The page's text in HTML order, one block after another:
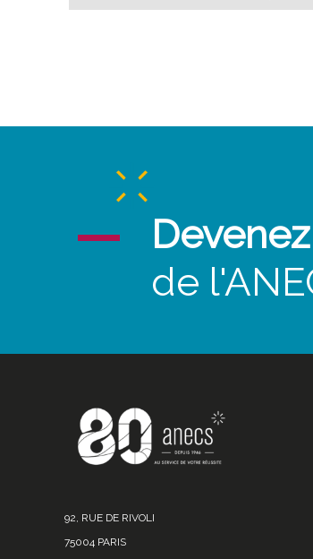
de
92, RUE DE RIVOLI
75004 PARIS